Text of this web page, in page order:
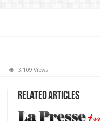
3,109 Views
Related Articles